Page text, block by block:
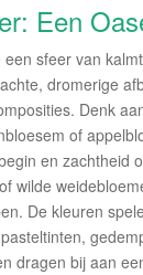
Een
sfeer van
dromerige
Denk
of
en zachtheid
wilde
De kleuren
dragen bij aan